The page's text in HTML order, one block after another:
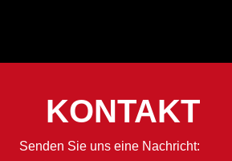
KONTAKT
Senden Sie uns eine Nachricht: